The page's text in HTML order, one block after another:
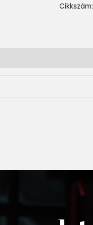
Cikkszám: